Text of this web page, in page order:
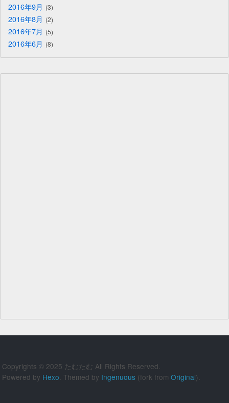
2016年9月 3
2016年8月 2
2016年7月 5
2016年6月 8
Copyrights © 2025 たむたむ All Rights Reserved.
Powered by Hexo . Themed by Ingenuous(fork from Original).